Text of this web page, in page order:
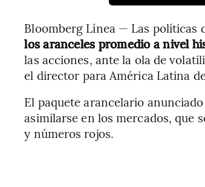
Bloomberg Línea — Las políticas
los aranceles promedio a nivel
las acciones, ante la ola de
el director para América Latina
El paquete arancelario
asimilarse en los mercados, que
y números rojos.